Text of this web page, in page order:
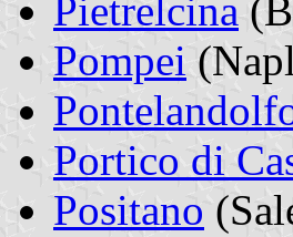
Pietrelcina
Pompei
Portico di
Positano